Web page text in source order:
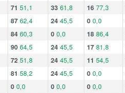
71 51,1 33 61,8 16 77,3
87 62,4 24 45,5 0 0,0
84 60,3 0 0,0 18 86,4
90 64,5 24 45,5 17 81,8
72 51,8 24 45,5 11 54,5
81 58,2 24 45,5 0 0,0
0 0,0 0 0,0 0 0,0